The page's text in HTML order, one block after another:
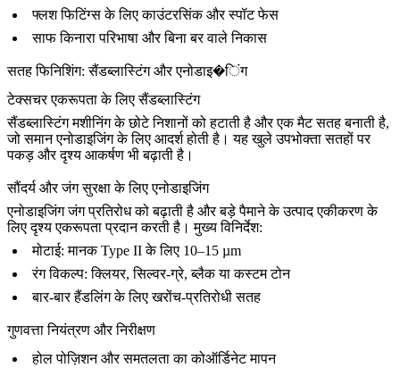
फ्लश फिटिंग्स के लिए काउंटरसिंक और स्पॉट फेस
साफ किनारा परिभाषा और बिना बर वाले निकास
सतह फिनिशिंग: सैंडब्लास्टिंग और एनोडाइ�िंग
टेक्सचर एकरूपता के लिए सैंडब्लास्टिंग
सैंडब्लास्टिंगमशीनिंग के छोटे निशानों को हटाती है और एक मैट सतह बनाती है,
जो समान एनोडाइजिंग के लिए आदर्श होती है। यह खुले उपभोक्ता सतहों पर
पकड़ और दृश्य आकर्षण भी बढ़ाती है।
सौंदर्य और जंग सुरक्षा के लिए एनोडाइजिंग
एनोडाइजिंगजंग प्रतिरोध को बढ़ाती है और बड़े पैमाने के उत्पाद एकीकरण के
लिए दृश्य एकरूपता प्रदान करती है। मुख्य विनिर्देश:
मोटाई: मानक Type II के लिए 10–15 µm
रंग विकल्प: क्लियर, सिल्वर-ग्रे, ब्लैक या कस्टम टोन
बार-बार हैंडलिंग के लिए खरोंच-प्रतिरोधी सतह
गुणवत्ता नियंत्रण और निरीक्षण
होल पोज़िशन और समतलता का कोऑर्डिनेट मापन